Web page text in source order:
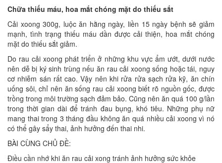
Chữa thiếu máu, hoa mắt chóng mặt do thiếu sắt
Cải xoong 300g, luộc ăn hằng ngày, liền 15 ngày bệnh sẽ giảm
mạnh, tình trạng thiếu máu dần được cải thiện, hoa mắt chóng
mặt do thiếu sắt giảm.
Do rau cải xoong phát triển ở những khu vực ẩm ướt, dưới nước
nên dễ bị ký sinh trùng nếu ăn rau cải xoong sống hoặc tái, nguy
cơ nhiễm sán rất cao. Vậy nên khi rửa rửa sạch rửa kỹ, ăn chín
uống sôi, chỉ nên ăn sống rau cải xoong biết rõ nguồn gốc, được
trồng trong môi trường sạch đảm bảo. Cũng nên ăn quá 100 g/lần
trong thời gian dài để tránh đau bụng, khó tiêu. Những phụ nữ
mang thai trong 3 tháng đầu không ăn quá nhiều cải xoong vì nó
có thể gây sẩy thai, ảnh hưởng đến thai nhi.
BÀI CÙNG CHỦ ĐỀ:
Điều cần nhớ khi ăn rau cải xong tránh ảnh hưởng sức khỏe